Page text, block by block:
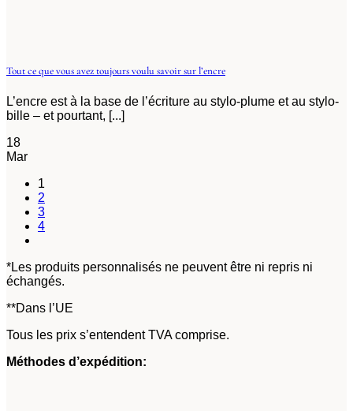
Tout ce que vous avez toujours voulu savoir sur l’encre
L’encre est à la base de l’écriture au stylo-plume et au stylo-
bille – et pourtant, [...]
18
Mar
1
2
3
4
*Les produits personnalisés ne peuvent être ni repris ni
échangés.
**Dans l’UE
Tous les prix s’entendent TVA comprise.
Méthodes d’expédition: